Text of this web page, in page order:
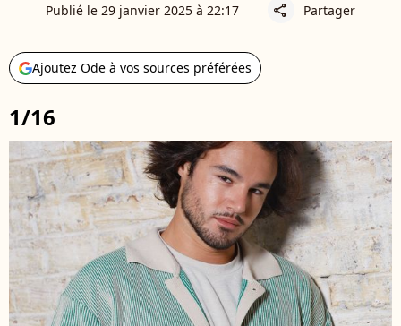
Publié le 29 janvier 2025 à 22:17 share Partager
Ajoutez Ode à vos sources préférées
1/16